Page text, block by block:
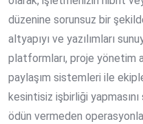
düzenine sorunsuz bir
altyapıyı ve yazılımları
platformları, proje yönetim
paylaşım sistemleri ile
kesintisiz işbirliği
ödün vermeden